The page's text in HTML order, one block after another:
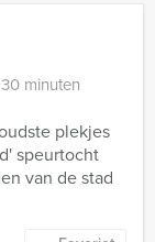
minuten
plekjes
speurtocht
van de stad